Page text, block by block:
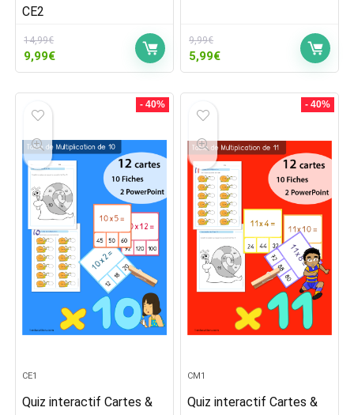
CE2
14,99€
Le
prix
14,99€.
9,99€Le
prix
9,99€
Le
prix
9,99€.
5,99€Le
prix
- 40%
CE1
Quiz interactif Cartes &
- 40%
CM1
Quiz interactif Cartes &